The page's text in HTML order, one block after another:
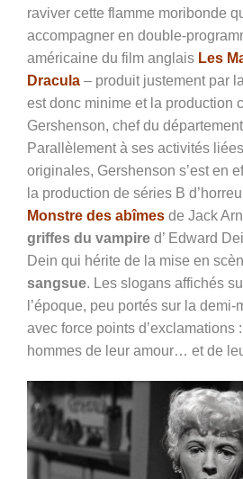
raviver cette flamme moribonde
accompagner en double-
américaine du film anglais Les
Dracula – produit justement par
est donc minime et la production
Gershenson, chef du
Parallèlement à ses activités
originales, Gershenson s’est en
la production de séries B
Monstre des abîmes de Jack
griffes du vampire d’ Edward
Dein qui hérite de la mise en
sangsue. Les slogans affichés
l’époque, peu portés sur la
avec force points d’exclamations :
hommes de leur amour… et de